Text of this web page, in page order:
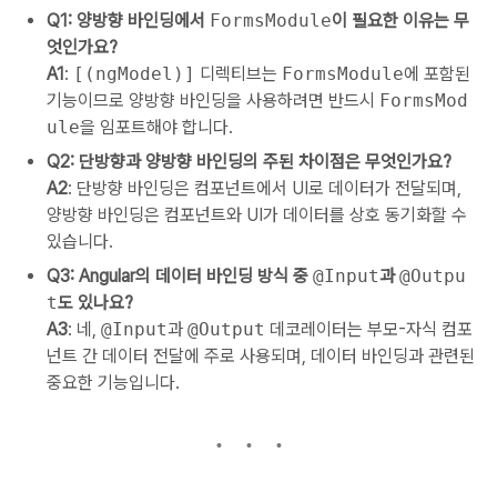
Q1: 양방향 바인딩에서 FormsModule이 필요한 이유는 무
엇인가요?
A1 : [(ngModel)] 디렉티브는 FormsModule에 포함된
기능이므로 양방향 바인딩을 사용하려면 반드시
FormsMod
ule을 임포트해야 합니다.
Q2: 단방향과 양방향 바인딩의 주된 차이점은 무엇인가요?
A2: 단방향 바인딩은 컴포넌트에서 UI로 데이터가 전달되며,
양방향 바인딩은 컴포넌트와 UI가 데이터를 상호 동기화할 수
있습니다.
Q3: Angular의 데이터 바인딩 방식 중 @Input과@Outpu
t도 있나요?
A3: 네, @Input과 @Output 데코레이터는 부모-자식 컴포
넌트 간 데이터 전달에 주로 사용되며, 데이터 바인딩과 관련된
중요한 기능입니다.